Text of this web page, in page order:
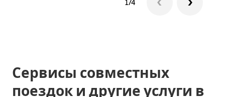
1/4
Сервисы совместных
поездок и другие услуги в